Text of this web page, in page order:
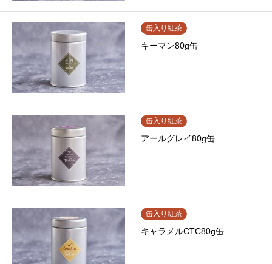
缶入り紅茶
キーマン80g缶
缶入り紅茶
アールグレイ80g缶
缶入り紅茶
キャラメルCTC80g缶